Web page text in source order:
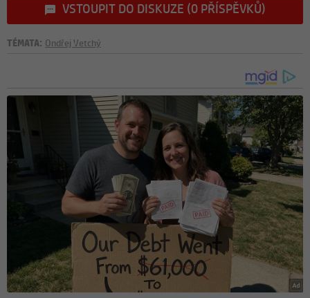
VSTOUPIT DO DISKUZE (0 PŘÍSPĚVKŮ)
TÉMATA: Ondřej Vetchý